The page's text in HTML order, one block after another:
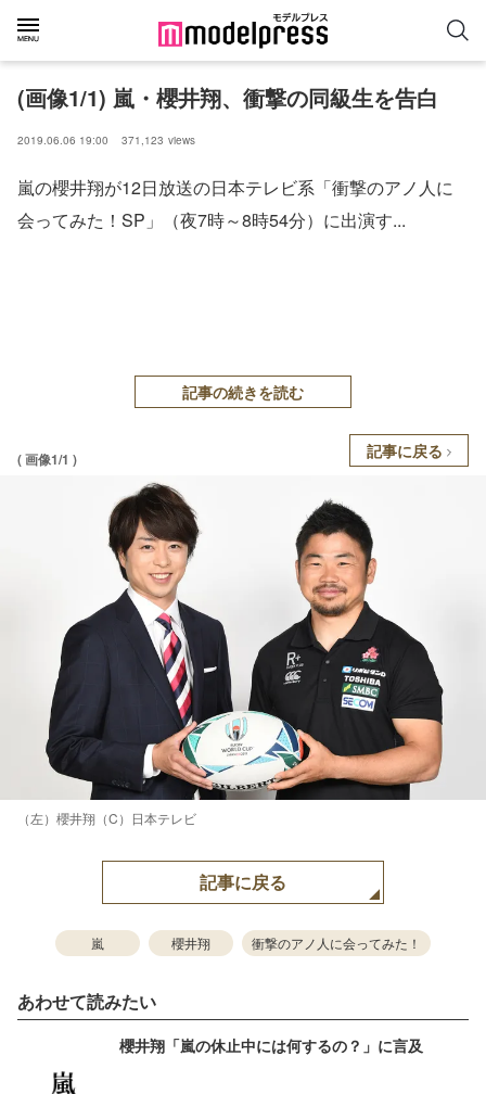
(画像1/1) 嵐・櫻井翔、衝撃の同級生を告白
2019.06.06 19:00 371,123 views
嵐の櫻井翔が12日放送の日本テレビ系「衝撃のアノ人に
会ってみた！SP」（夜7時～8時54分）に出演す...
記事の続きを読む
( 画像1/1 ) 記事に戻る
（左）櫻井翔（C）日本テレビ
記事に戻る
嵐 櫻井翔 衝撃のアノ人に会ってみた！
あわせて読みたい
櫻井翔「嵐の休止中には何するの？」に言及